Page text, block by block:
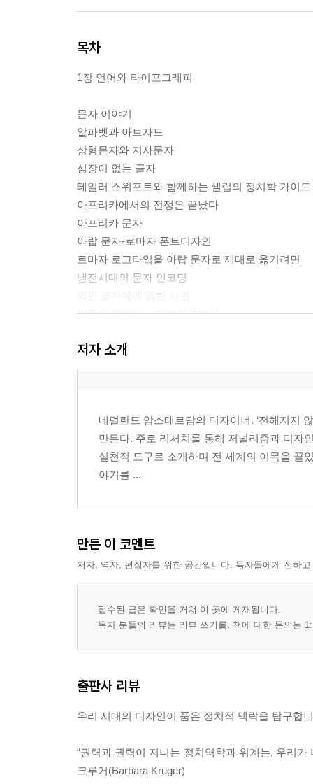
목차
1장 언어와 타이포그래피
문자 이야기
알파벳과 아브자드
상형문자와 지사문자
심장이 없는 글자
테일러 스위프트와 함께하는 셀럽의 정치학 가이드
아프리카에서의 전쟁은 끝났다
아프리카 문자
아랍 문자-로마자 폰트디자인
로마자 로고타입을 아랍 문자로 제대로 옮기려면
냉전시대의 문자 인코딩
민족을 대변하는 타이포그래피
모더니스트 부대
될 때까지 그리스어로
도메인에는 뭘 넣어야 할까
2장 색상과 대비
경고의 색상
색채심리
색상과 문화
내셔널 컬러
색상과 성별
셜리와 도자기 걸
이미지 테크놀로지의 간판모델
원근법의 문제
저자 소개
네덜란드 암스테르담의 디자이너. ‘전해지지
만든다. 주로 리서치를 통해 저널리즘과 디자
실천적 도구로 소개하며 전 세계의 이목을 끌
야기를 ...
만든 이 코멘트
저자, 역자, 편집자를 위한 공간입니다. 독자들에게 전하
접수된 글은 확인을 거쳐 이 곳에 게재됩니다.
독자 분들의 리뷰는 리뷰 쓰기를, 책에 대한 문의는
출판사 리뷰
우리 시대의 디자인이 품은 정치적 맥락을 탐구합
“권력과 권력이 지니는 정치역학과 위계는, 우리
크루거(Barbara Kruger)